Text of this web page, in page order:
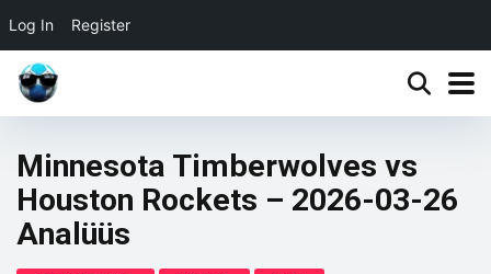
Log In Register
Minnesota Timberwolves vs
Houston Rockets – 2026-03-26
Analüüs